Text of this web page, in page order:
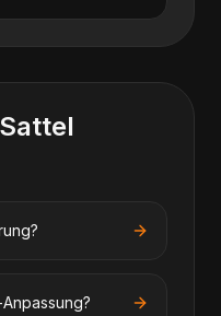
Sattel